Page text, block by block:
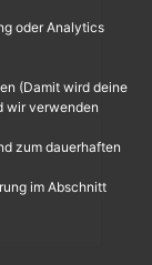
oder Analytics
(Damit wird deine
wir verwenden
zum dauerhaften
im Abschnitt